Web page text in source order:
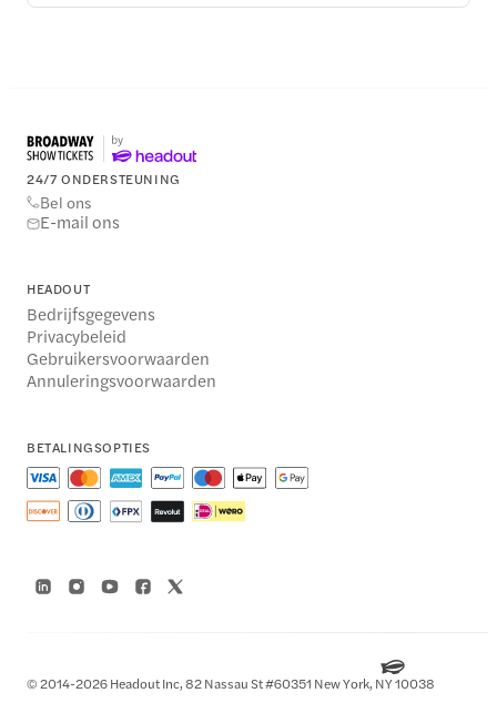
24/7 ONDERSTEUNING
Bel ons
E-mail ons
HEADOUT
Bedrijfsgegevens
Privacybeleid
Gebruikersvoorwaarden
Annuleringsvoorwaarden
BETALINGSOPTIES
© 2014-2026 Headout Inc, 82 Nassau St #60351 New York, NY 10038